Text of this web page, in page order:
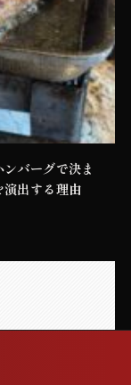
バーグで決ま
演出する理由